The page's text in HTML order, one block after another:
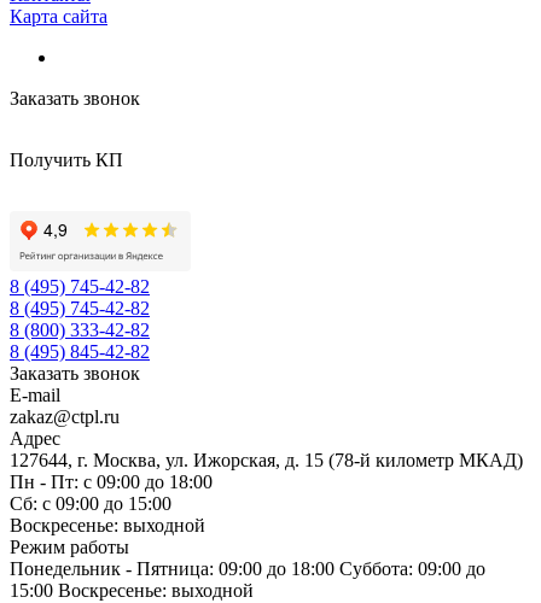
Карта сайта
Заказать звонок
Получить КП
8 (495) 745-42-82
8 (495) 745-42-82
8 (800) 333-42-82
8 (495) 845-42-82
Заказать звонок
E-mail
zakaz@ctpl.ru
Адрес
127644, г. Москва, ул. Ижорская, д. 15 (78-й километр МКАД)
Пн - Пт: с 09:00 до 18:00
Сб: с 09:00 до 15:00
Воскресенье: выходной
Режим работы
Понедельник - Пятница: 09:00 до 18:00 Суббота: 09:00 до
15:00 Воскресенье: выходной